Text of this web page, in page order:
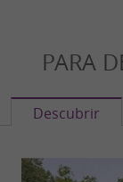
PARA
Descubrir